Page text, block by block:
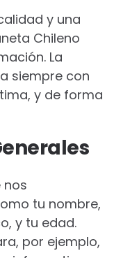
y una
Chileno
La
siempre con
y de forma
nos
tu nombre,
y tu edad.
por ejemplo,